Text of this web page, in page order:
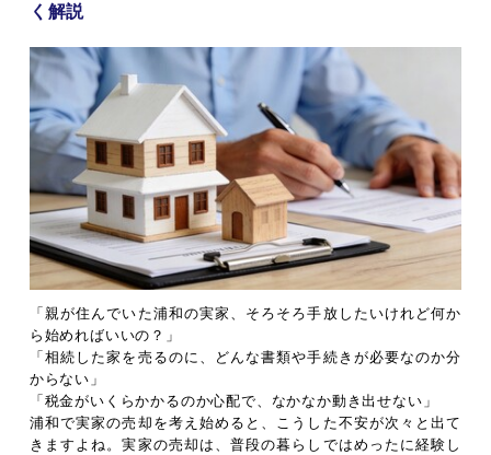
く解説
「親が住んでいた浦和の実家、そろそろ手放したいけれど何か
ら始めればいいの？」
「相続した家を売るのに、どんな書類や手続きが必要なのか分
からない」
「税金がいくらかかるのか心配で、なかなか動き出せない」
浦和で実家の売却を考え始めると、こうした不安が次々と出て
きますよね。実家の売却は、普段の暮らしではめったに経験し